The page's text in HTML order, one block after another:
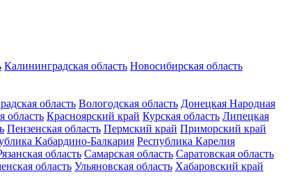
Калининградская область Новосибирская область
область Вологодская область Донецкая Народная
область Красноярский край Курская область Липецкая
Пензенская область Пермский край Приморский край
Кабардино-Балкария Республика Карелия
область Самарская область Саратовская область
область Ульяновская область Хабаровский край